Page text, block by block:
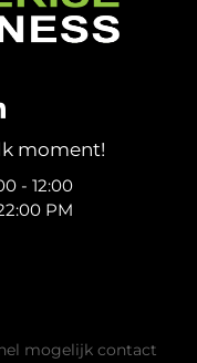
moment!
- 12:00
PM
mogelijk contact